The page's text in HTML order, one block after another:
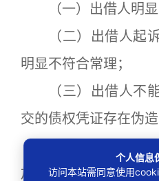
（一）出借人明显
（二）出借人起诉
明显不符合常理；
（三）出借人不能
交的债权凭证存在伪造
（四）当事人双方
加民间借贷诉讼；
个人信息
访问本站需同意使用